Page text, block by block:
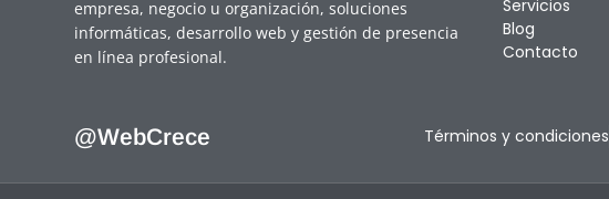
empresa, negocio u organización, soluciones
informáticas, desarrollo web y gestión de presencia
en línea profesional.
Servicios
Blog
Contacto
@WebCrece Términos y condiciones